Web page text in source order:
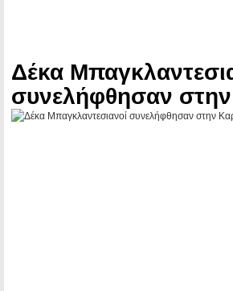
Δέκα
συνελήφθησαν